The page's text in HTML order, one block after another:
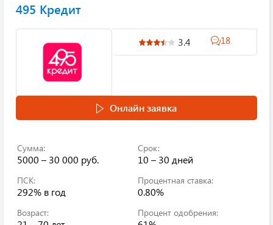
495 Кредит
3.4 18
Онлайн заявка
Сумма:
5000 – 30 000 руб.
Срок:
10 – 30 дней
ПСК:
292% в год
Процентная ставка:
0.80%
Возраст: Процент одобрения: